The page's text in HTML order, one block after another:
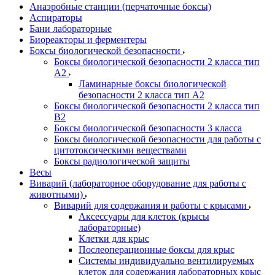
Анаэробные станции (перчаточные боксы)
Аспираторы
Бани лабораторные
Биореакторы и ферментеры
Боксы биологической безопасности
Боксы биологической безопасности 2 класса тип
A2
Ламинарные боксы биологической
безопасности 2 класса тип A2
Боксы биологической безопасности 2 класса тип
B2
Боксы биологической безопасности 3 класса
Боксы биологической безопасности для работы с
цитотоксическими веществами
Боксы радиологической защиты
Весы
Виварий (лабораторное оборудование для работы с
животными)
Виварий для содержания и работы с крысами
Аксессуары для клеток (крысы
лабораторные)
Клетки для крыс
Послеоперационные боксы для крыс
Системы индивидуально вентилируемых
клеток для содержания лабораторных крыс